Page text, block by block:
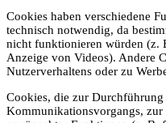
Cookies haben verschiedene
technisch notwendig, da
nicht funktionieren würden (z.
Anzeige von Videos). Andere
Nutzerverhaltens oder zu
Cookies, die zur Durchführung
Kommunikationsvorgangs,